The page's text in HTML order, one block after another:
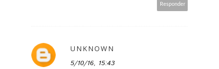
Responder
UNKNOWN
5/10/16, 15:43